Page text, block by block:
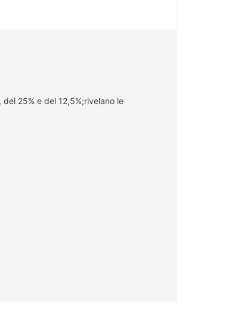
25% e del 12,5%;rivelano le